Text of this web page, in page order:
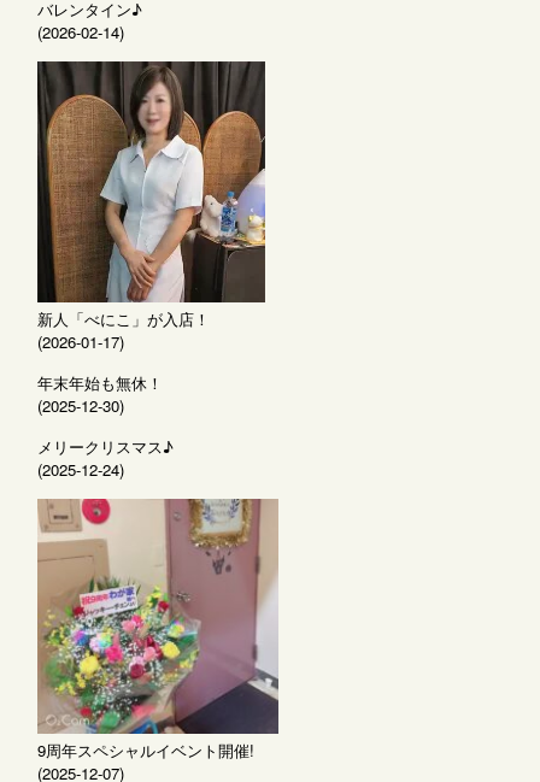
バレンタイン♪
(2026-02-14)
新人「べにこ」が入店！
(2026-01-17)
年末年始も無休！
(2025-12-30)
メリークリスマス♪
(2025-12-24)
9周年スペシャルイベント開催!
(2025-12-07)